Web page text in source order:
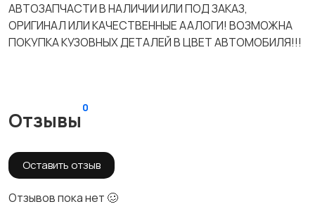
АВТОЗАПЧАСТИ В НАЛИЧИИ ИЛИ ПОД ЗАКАЗ,
ОРИГИНАЛ ИЛИ КАЧЕСТВЕННЫЕ ААЛОГИ! ВОЗМОЖНА
ПОКУПКА КУЗОВНЫХ ДЕТАЛЕЙ В ЦВЕТ АВТОМОБИЛЯ!!!
Отзывы
0
Оставить отзыв
Отзывов пока нет 🥴